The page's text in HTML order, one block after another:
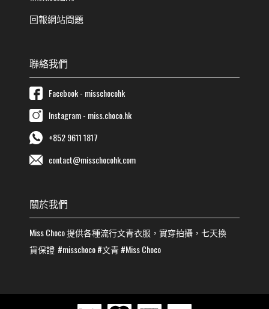
回報網站問題
聯絡我們
Facebook - misschocohk
Instagram - miss.choco.hk
+852 9611 1817
contact@misschocohk.com
關於我們
Miss Choco提供各種流行文青衣服，實穿拍攝，七天換
貨保證 #misschoco#文青#Miss Choco